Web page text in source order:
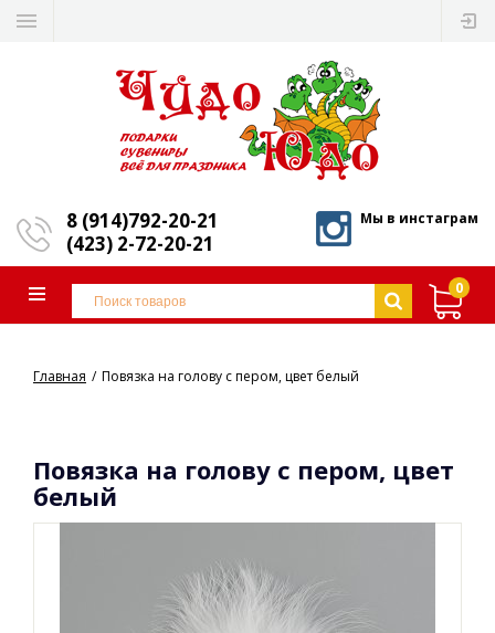
8 (914)792-20-21
(423) 2-72-20-21
Мы в инстаграм
0
Главная Повязка на голову с пером, цвет белый
Повязка на голову с пером, цвет
белый